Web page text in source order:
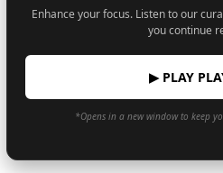
Enhance your focus. Listen to our
you continue
▶ PLAY
*Opens in a new window to keep